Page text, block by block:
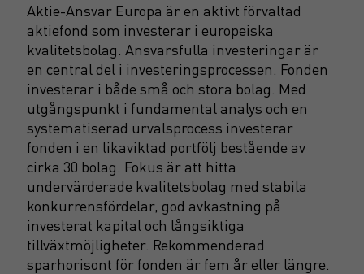
Aktie-Ansvar Europa är en aktivt förvaltad
aktiefond som investerar i europeiska
kvalitetsbolag. Ansvarsfulla investeringar är
en central del i investeringsprocessen. Fonden
investerar i både små och stora bolag. Med
utgångspunkt i fundamental analys och en
systematiserad urvalsprocess investerar
fonden i en likaviktad portfölj bestående av
cirka 30 bolag. Fokus är att hitta
undervärderade kvalitetsbolag med stabila
konkurrensfördelar, god avkastning på
investerat kapital och långsiktiga
tillväxtmöjligheter. Rekommenderad
sparhorisont för fonden är fem år eller längre.